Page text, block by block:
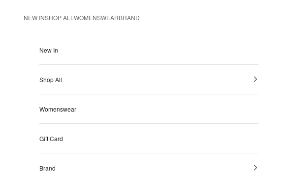
NEW INSHOP ALLWOMENSWEARBRAND
New In
Shop All
Womenswear
Gift Card
Brand